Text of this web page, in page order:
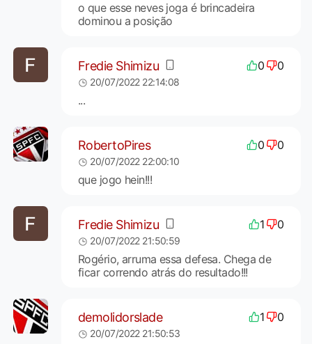
o que esse neves joga é brincadeira
dominou a posição
Fredie Shimizu 0 0
20/07/2022 22:14:08
...
RobertoPires 0 0
20/07/2022 22:00:10
que jogo hein!!!
Fredie Shimizu 1 0
20/07/2022 21:50:59
Rogério, arruma essa defesa. Chega de
ficar correndo atrás do resultado!!!
demolidorslade 1 0
20/07/2022 21:50:53